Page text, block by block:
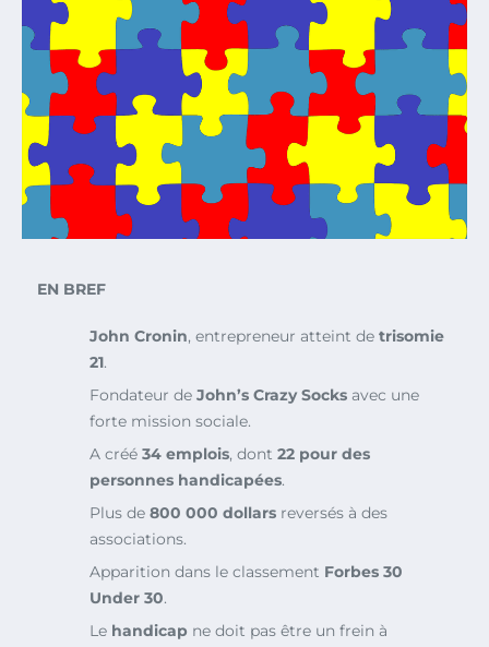
EN BREF
John Cronin, entrepreneur atteint de trisomie
21.
Fondateur de John’s Crazy Socks avec une
forte mission sociale.
A créé 34 emplois, dont 22 pour des
personnes handicapées.
Plus de 800 000 dollars reversés à des
associations.
Apparition dans le classement Forbes 30
Under 30.
Le handicap ne doit pas être un frein à